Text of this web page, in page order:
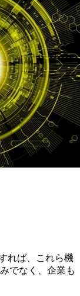
れば、これら機
でなく、企業も